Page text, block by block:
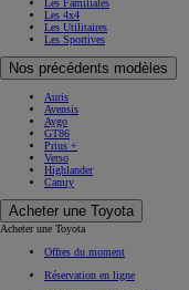
Les 4x4
Les Utilitaires
Les Sportives
Nos précédents modèles
Auris
Avensis
Aygo
GT86
Prius +
Verso
Highlander
Camry
Acheter une Toyota
Acheter une Toyota
Offres du moment
Réservation en ligne